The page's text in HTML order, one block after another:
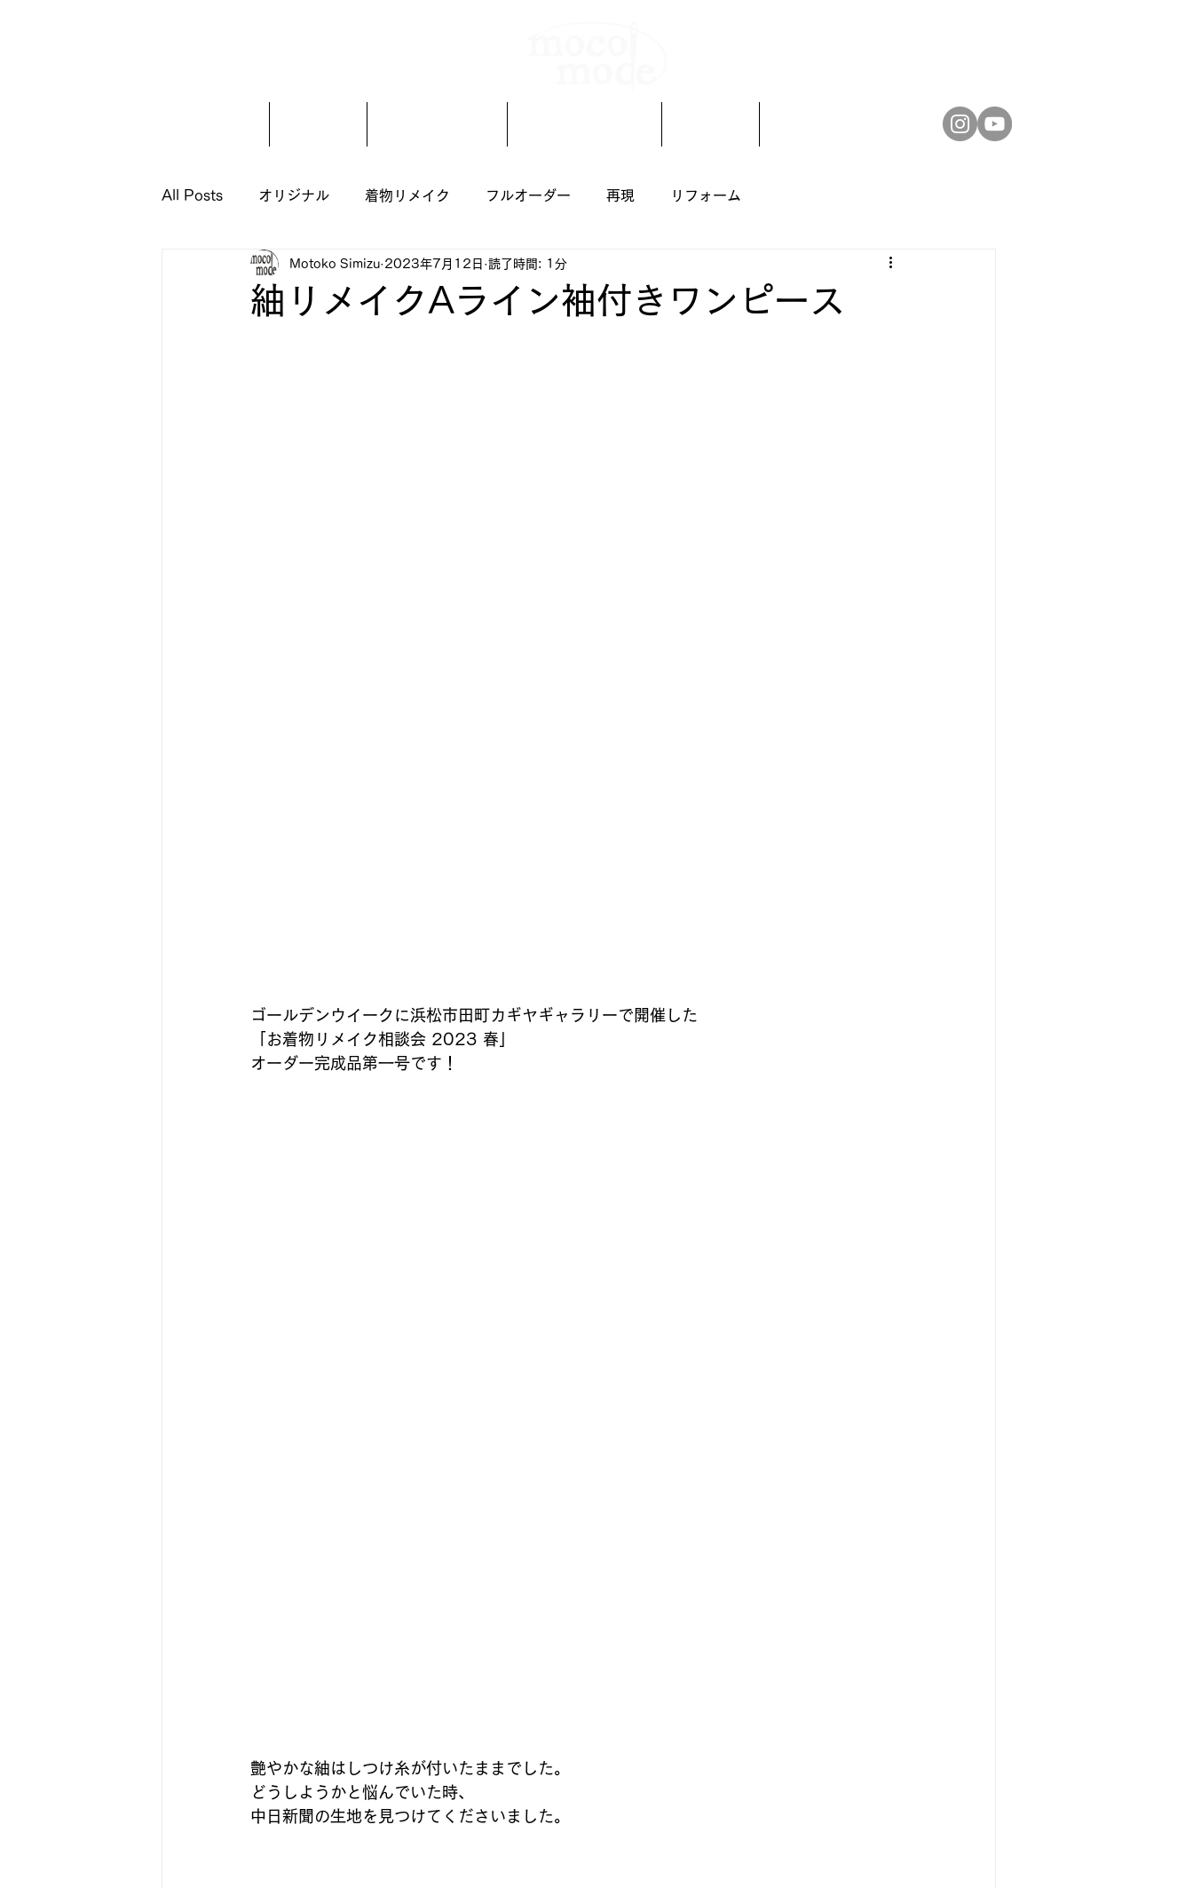
All Posts オリジナル 着物リメイク フルオーダー 再現 リフォーム
紬リメイクAライン袖付きワンピース
Motoko Simizu 2023年7月12日 読了時間: 1分
ゴールデンウイークに浜松市田町カギヤギャラリーで開催した
「お着物リメイク相談会 2023 春」
オーダー完成品第一号です！
艶やかな紬はしつけ糸が付いたままでした。
どうしようかと悩んでいた時、
中日新聞の生地を見つけてくださいました。